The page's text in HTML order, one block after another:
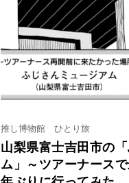
推し博物館 ひとり旅
山梨県富士吉田市の
ム」～ツアーナース